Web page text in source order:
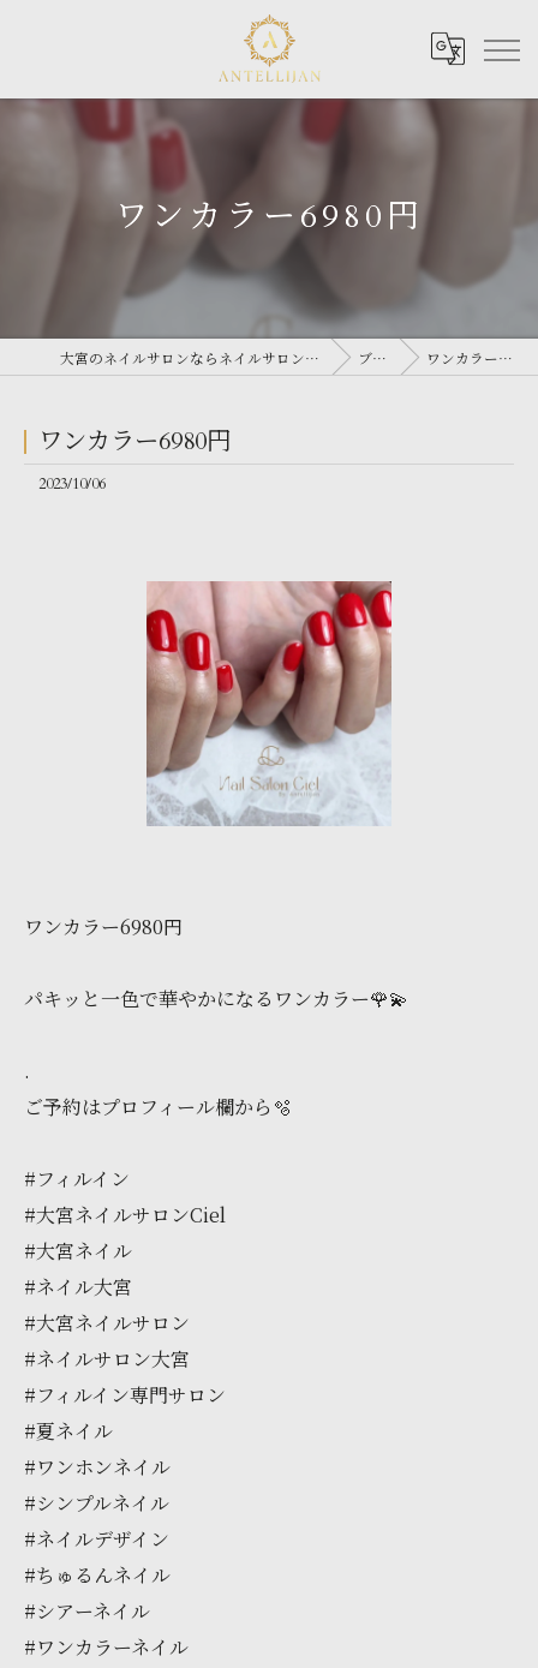
ワンカラー6980円
大宮のネイルサロンならネイルサロン Antellijan 大宮 ブログ ワンカラー6980円
ワンカラー6980円
2023/10/06
ワンカラー6980円
パキッと一色で華やかになるワンカラー🌹💫
.
ご予約はプロフィール欄から🫧
#フィルイン
#大宮ネイルサロンCiel
#大宮ネイル
#ネイル大宮
#大宮ネイルサロン
#ネイルサロン大宮
#フィルイン専門サロン
#夏ネイル
#ワンホンネイル
#シンプルネイル
#ネイルデザイン
#ちゅるんネイル
#シアーネイル
#ワンカラーネイル